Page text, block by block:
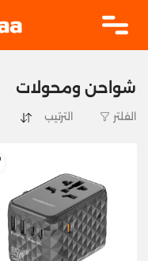
شواحن ومحولات
الفلتر